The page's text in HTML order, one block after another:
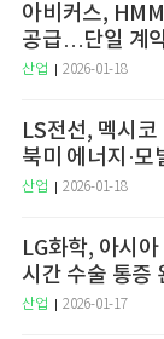
아비커스,
공급…단일 계
산업 2026-01-18
LS전선, 멕시
북미 에너지·모
산업 2026-01-18
LG화학, 아시
시간 수술 통증
산업 2026-01-17